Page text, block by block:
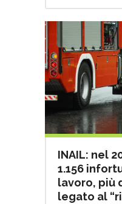
INAIL: nel
1.156
lavoro, più
legato al